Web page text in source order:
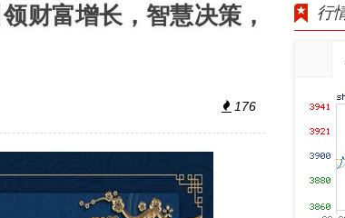
财富增长，智慧决策，
176
行